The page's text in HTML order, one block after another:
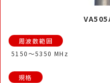
5150～5350 MHz